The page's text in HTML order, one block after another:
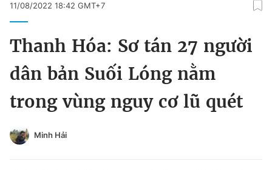
Chuyên mục khác
Chào ngày mới Tin 24h
Đổi mật khẩu
Tin đã lưu
Tin đã xem
Đăng xuất
11/08/2022 18:42 GMT+7
Thanh Hóa: Sơ tán 27 người
dân bản Suối Lóng nằm
trong vùng nguy cơ lũ quét
Minh Hải